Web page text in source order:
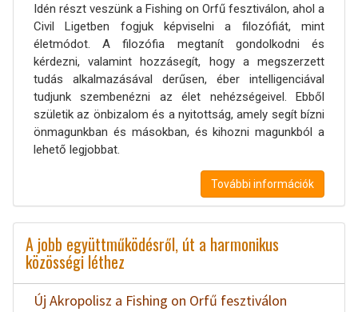
Idén részt veszünk a Fishing on Orfű fesztiválon, ahol a
Civil Ligetben fogjuk képviselni a filozófiát, mint
életmódot. A filozófia megtanít gondolkodni és
kérdezni, valamint hozzásegít, hogy a megszerzett
tudás alkalmazásával derűsen, éber intelligenciával
tudjunk szembenézni az élet nehézségeivel. Ebből
születik az önbizalom és a nyitottság, amely segít bízni
önmagunkban és másokban, és kihozni magunkból a
lehető legjobbat.
További információk
A jobb együttműködésről, út a harmonikus
közösségi léthez
Új Akropolisz a Fishing on Orfű fesztiválon